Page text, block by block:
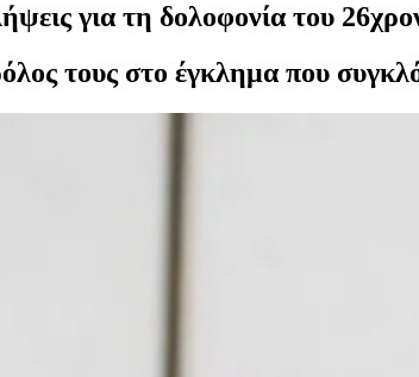
για τη δολοφονία του
τους στο έγκλημα που